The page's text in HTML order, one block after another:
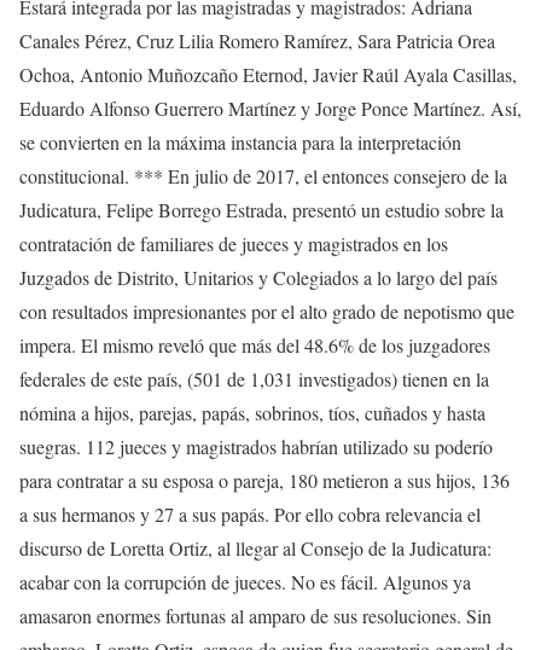
Estará integrada por las magistradas y magistrados: Adriana
Canales Pérez, Cruz Lilia Romero Ramírez, Sara Patricia Orea
Ochoa, Antonio Muñozcaño Eternod, Javier Raúl Ayala Casillas,
Eduardo Alfonso Guerrero Martínez y Jorge Ponce Martínez. Así,
se convierten en la máxima instancia para la interpretación
constitucional. *** En julio de 2017, el entonces consejero de la
Judicatura, Felipe Borrego Estrada, presentó un estudio sobre la
contratación de familiares de jueces y magistrados en los
Juzgados de Distrito, Unitarios y Colegiados a lo largo del país
con resultados impresionantes por el alto grado de nepotismo que
impera. El mismo reveló que más del 48.6% de los juzgadores
federales de este país, (501 de 1,031 investigados) tienen en la
nómina a hijos, parejas, papás, sobrinos, tíos, cuñados y hasta
suegras. 112 jueces y magistrados habrían utilizado su poderío
para contratar a su esposa o pareja, 180 metieron a sus hijos, 136
a sus hermanos y 27 a sus papás. Por ello cobra relevancia el
discurso de Loretta Ortiz, al llegar al Consejo de la Judicatura:
acabar con la corrupción de jueces. No es fácil. Algunos ya
amasaron enormes fortunas al amparo de sus resoluciones. Sin